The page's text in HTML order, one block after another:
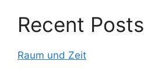
Recent Posts
Raum und Zeit